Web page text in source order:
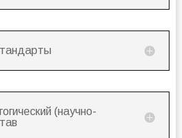
(научно-